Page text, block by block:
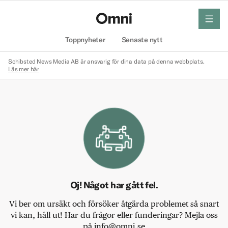
Toppnyheter Senaste nytt
meny
Schibsted News Media AB är ansvarig för dina data på denna webbplats.
Läs mer här
Oj! Något har gått fel.
Vi ber om ursäkt och försöker åtgärda problemet så snart
vi kan, håll ut! Har du frågor eller funderingar? Mejla oss